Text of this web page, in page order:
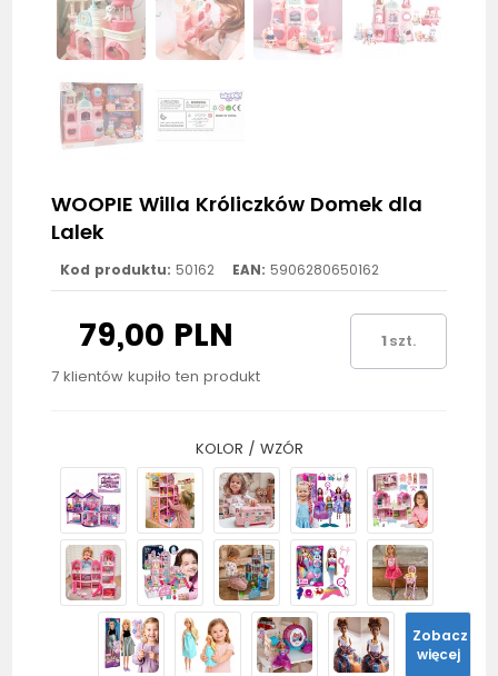
WOOPIE Willa Króliczków Domek dla
Lalek
Kod produktu: 50162 EAN: 5906280650162
79,00 PLN
7 klientów kupiło ten produkt
szt.
KOLOR / WZÓR
Zobacz
więcej